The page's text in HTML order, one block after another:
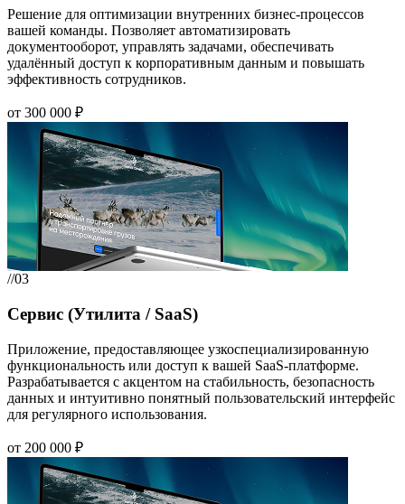
Решение для оптимизации внутренних бизнес-процессов
вашей команды. Позволяет автоматизировать
документооборот, управлять задачами, обеспечивать
удалённый доступ к корпоративным данным и повышать
эффективность сотрудников.
от 300 000 ₽
//03
Сервис (Утилита / SaaS)
Приложение, предоставляющее узкоспециализированную
функциональность или доступ к вашей SaaS-платформе.
Разрабатывается с акцентом на стабильность, безопасность
данных и интуитивно понятный пользовательский интерфейс
для регулярного использования.
от 200 000 ₽